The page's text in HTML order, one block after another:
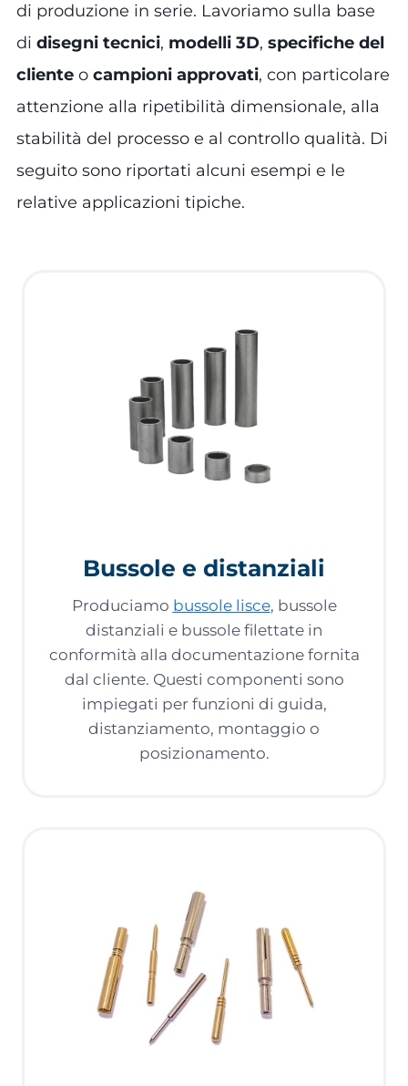
di produzione in serie. Lavoriamo sulla base
di disegni tecnici, modelli 3D, specifiche del
cliente o campioni approvati, con particolare
attenzione alla ripetibilità dimensionale, alla
stabilità del processo e al controllo qualità. Di
seguito sono riportati alcuni esempi e le
relative applicazioni tipiche.
Bussole e distanziali
Produciamo bussole lisce, bussole
distanziali e bussole filettate in
conformità alla documentazione fornita
dal cliente. Questi componenti sono
impiegati per funzioni di guida,
distanziamento, montaggio o
posizionamento.